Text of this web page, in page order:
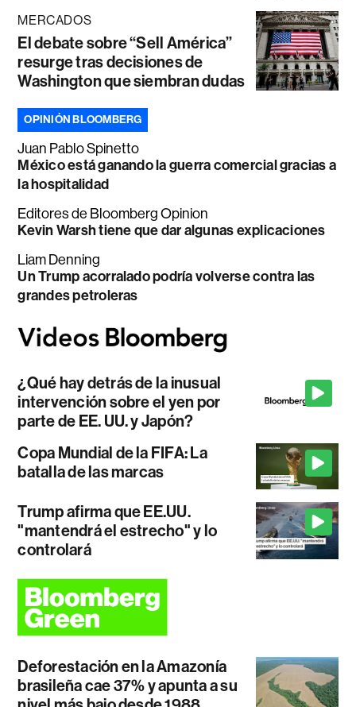
MERCADOS
El debate sobre “Sell América”
resurge tras decisiones de
Washington que siembran dudas
OPINIÓN BLOOMBERG
Juan Pablo Spinetto
México está ganando la guerra comercial gracias a
la hospitalidad
Editores de Bloomberg Opinion
Kevin Warsh tiene que dar algunas explicaciones
Liam Denning
Un Trump acorralado podría volverse contra las
grandes petroleras
¿Qué hay detrás de la inusual
intervención sobre el yen por
parte de EE. UU. y Japón?
Copa Mundial de la FIFA: La
batalla de las marcas
Trump afirma que EE.UU.
"mantendrá el estrecho" y lo
controlará
Deforestación en la Amazonía
brasileña cae 37% y apunta a su